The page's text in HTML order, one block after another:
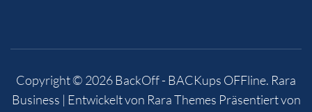
Copyright © 2026BackOff - BACKups OFFline. Rara
Business | Entwickelt von Rara Themes Präsentiert von